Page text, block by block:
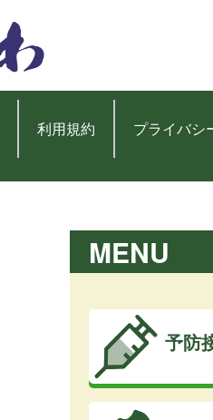
利用規約 プライバシ
MENU
予防